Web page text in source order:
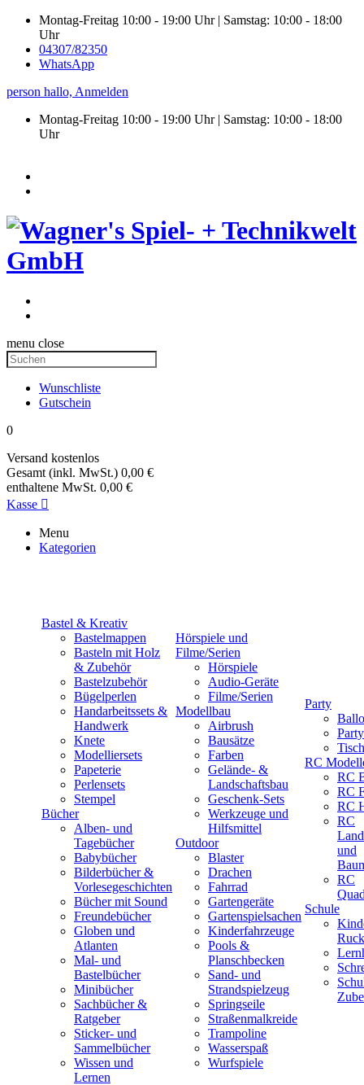
Montag-Freitag 10:00 - 19:00 Uhr | Samstag: 10:00 - 18:00
Uhr
04307/82350
WhatsApp
person hallo, Anmelden
Montag-Freitag 10:00 - 19:00 Uhr | Samstag: 10:00 - 18:00
Uhr
menu close
Wunschliste
Gutschein
0
Versand kostenlos
Gesamt (inkl. MwSt.) 0,00 €
enthaltene MwSt. 0,00 €
Kasse 
Menu
Kategorien
Bastel & Kreativ
Bastelmappen
Basteln mit Holz
& Zubehör
Bastelzubehör
Bügelperlen
Handarbeitssets &
Handwerk
Knete
Modelliersets
Papeterie
Perlensets
Stempel
Bücher
Alben- und
Tagebücher
Babybücher
Bilderbücher &
Vorlesegeschichten
Bücher mit Sound
Freundebücher
Globen und
Atlanten
Mal- und
Bastelbücher
Minibücher
Sachbücher &
Ratgeber
Sticker- und
Sammelbücher
Wissen und
Lernen
Hörspiele und
Filme/Serien
Hörspiele
Audio-Geräte
Filme/Serien
Modellbau
Airbrush
Bausätze
Farben
Gelände- &
Landschaftsbau
Geschenk-Sets
Werkzeuge und
Hilfsmittel
Outdoor
Blaster
Drachen
Fahrrad
Gartengeräte
Gartenspielsachen
Kinderfahrzeuge
Pools &
Planschbecken
Sand- und
Strandspielzeug
Springseile
Straßenmalkreide
Trampoline
Wasserspaß
Wurfspiele
Party
RC
RC
RC
RC
RC
und
RC
Schule